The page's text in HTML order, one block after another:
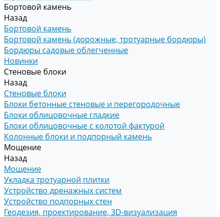
Бортовой камень
Назад
Бортовой камень
Бортовой камень (дорожные, тротуарные бордюры)
Бордюры садовые облегченные
Новинки
Стеновые блоки
Назад
Стеновые блоки
Блоки бетонные стеновые и перегородочные
Блоки облицовочные гладкие
Блоки облицовочные с колотой фактурой
Колонные блоки и подпорный камень
Мощение
Назад
Мощение
Укладка тротуарной плитки
Устройство дренажных систем
Устройство подпорных стен
Геодезия, проектирование, 3D-визуализация